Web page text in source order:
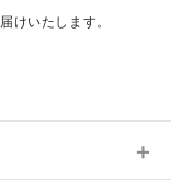
けいたします。